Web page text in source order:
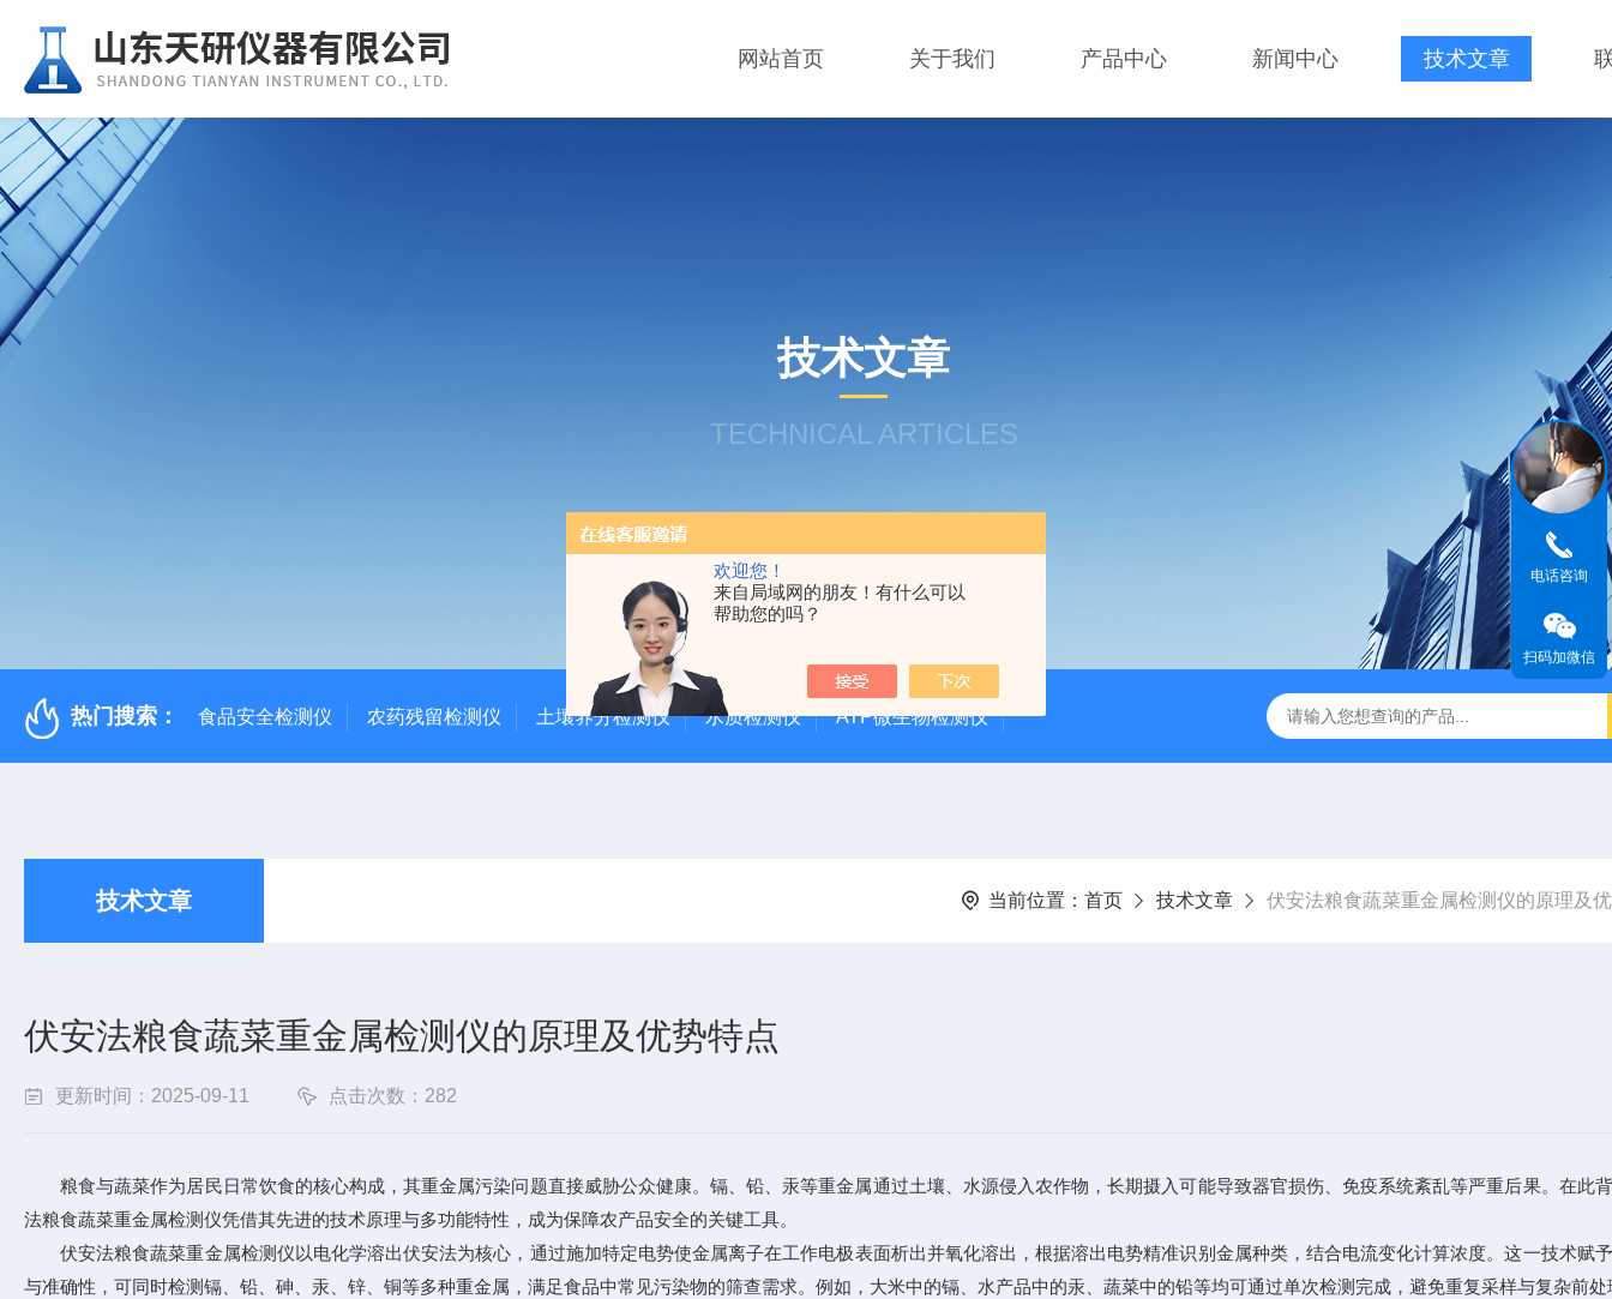
欢迎您！
来自局域网的朋友！有什么可以
帮助您的吗？
网站首页 关于我们 产品中心 新闻中心 技术文章
技术文章
TECHNICAL ARTICLES
热门搜索： 食品安全检测仪 农药残留检测仪 土壤养分检测仪 水质检测仪 ATP微生物检测仪
技术文章 当前位置： 首页 技术文章 伏安法粮食蔬菜重金属检测仪的原理及
伏安法粮食蔬菜重金属检测仪的原理及优势特点
更新时间：2025-09-11 点击次数：282
粮食与蔬菜作为居民日常饮食的核心构成，其重金属污染问题直接威胁公众健康。镉、铅、汞等重金属通过土壤、水源侵入农作物，长期摄入可能导致器官损伤、免疫系统紊乱等严重后果。在此
法粮食蔬菜重金属检测仪凭借其先进的技术原理与多功能特性，成为保障农产品安全的关键工具。
伏安法粮食蔬菜重金属检测仪以电化学溶出伏安法为核心，通过施加特定电势使金属离子在工作电极表面析出并氧化溶出，根据溶出电势精准识别金属种类，结合电流变化计算浓度。这一技术赋
与准确性，可同时检测镉、铅、砷、汞、锌、铜等多种重金属，满足食品中常见污染物的筛查需求。例如，大米中的镉、水产品中的汞、蔬菜中的铅等均可通过单次检测完成，避免重复采样与复杂前处
电话咨询
扫码加微信